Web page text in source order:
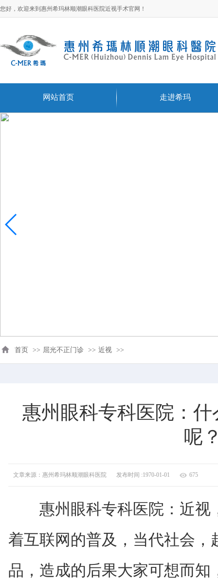
您好，欢迎来到惠州希玛林顺潮眼科医院近视手术官网！
网站首页 走进希玛
首页 >> 屈光不正门诊 >> 近视 >>
惠州眼科专科医院：
呢
文章来源：惠州希玛林顺潮眼科医院 发布时间 :1970-01-01 675
惠州眼科专科医院：近视
着互联网的普及，当代社会，
品，造成的后果大家可想而